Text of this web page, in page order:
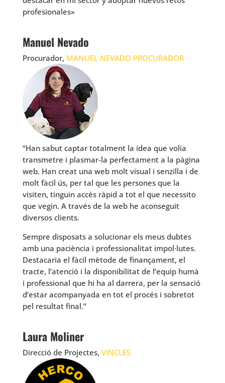
profesionales»
Manuel Nevado
Procurador, MANUEL NEVADO PROCURADOR
“Han sabut captar totalment la idea que volia
transmetre i plasmar-la perfectament a la pàgina
web. Han creat una web molt visual i senzilla i de
molt fàcil ús, per tal que les persones que la
visiten, tinguin accés ràpid a tot el que necessito
que vegin. A través de la web he aconseguit
diversos clients.
Sempre disposats a solucionar els meus dubtes
amb una paciència i professionalitat impol·lutes.
Destacaria el fàcil mètode de finançament, el
tracte, l’atenció i la disponibilitat de l’equip humà
i professional que hi ha al darrera, per la sensació
d’estar acompanyada en tot el procés i sobretot
pel resultat final.”
Laura Moliner
Direcció de Projectes, VINCLES